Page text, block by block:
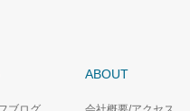
ABOUT